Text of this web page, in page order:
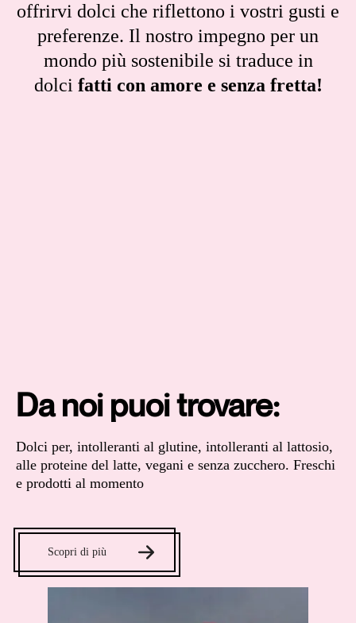
offrirvi dolci che riflettono i vostri gusti e
preferenze. Il nostro impegno per un
mondo più sostenibile si traduce in
dolci fatti con amore e senza fretta!
Da noi puoi trovare:
Dolci per, intolleranti al glutine, intolleranti al lattosio,
alle proteine del latte, vegani e senza zucchero. Freschi
e prodotti al momento
Scopri di più